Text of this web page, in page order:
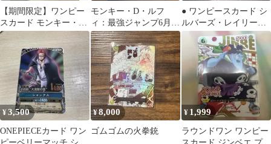
【期間限定】ワンピー
スカード モンキー・
D・ルフィ SEC
モンキー・D・ルフ
ィ：最強ジャンプ6月号
付録（2023年5月2日
売） P P-…
● ワンピースカード シ
ルバーズ・レイリー
L★ N6034
¥3,500
ONEPIECEカード ワン
¥8,000
ゴムゴムの火拳銃
¥ 1,999
ラウンドワン ワンピー